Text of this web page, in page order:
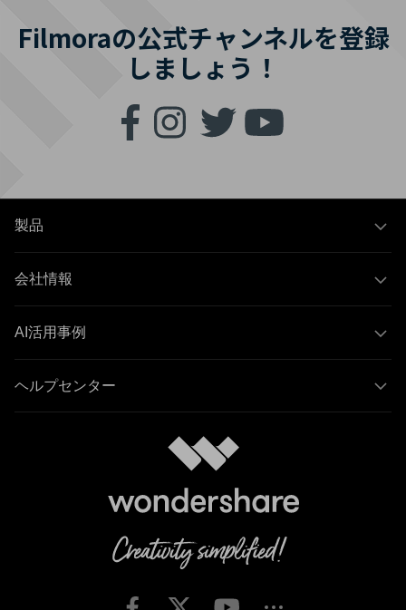
Filmoraの公式チャンネルを登録
しましょう！
製品
会社情報
AI活用事例
ヘルプセンター